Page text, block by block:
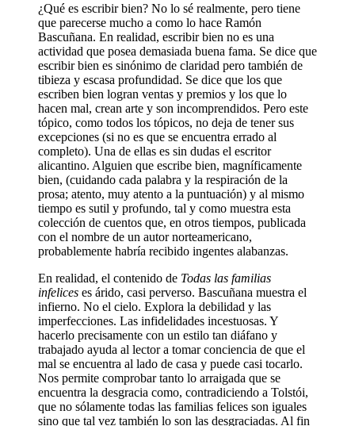
¿Qué es escribir bien? No lo sé realmente, pero tiene
que parecerse mucho a como lo hace Ramón
Bascuñana. En realidad, escribir bien no es una
actividad que posea demasiada buena fama. Se dice que
escribir bien es sinónimo de claridad pero también de
tibieza y escasa profundidad. Se dice que los que
escriben bien logran ventas y premios y los que lo
hacen mal, crean arte y son incomprendidos. Pero este
tópico, como todos los tópicos, no deja de tener sus
excepciones (si no es que se encuentra errado al
completo). Una de ellas es sin dudas el escritor
alicantino. Alguien que escribe bien, magníficamente
bien, (cuidando cada palabra y la respiración de la
prosa; atento, muy atento a la puntuación) y al mismo
tiempo es sutil y profundo, tal y como muestra esta
colección de cuentos que, en otros tiempos, publicada
con el nombre de un autor norteamericano,
probablemente habría recibido ingentes alabanzas.
En realidad, el contenido de Todas las familias
infelices es árido, casi perverso. Bascuñana muestra el
infierno. No el cielo. Explora la debilidad y las
imperfecciones. Las infidelidades incestuosas. Y
hacerlo precisamente con un estilo tan diáfano y
trabajado ayuda al lector a tomar conciencia de que el
mal se encuentra al lado de casa y puede casi tocarlo.
Nos permite comprobar tanto lo arraigada que se
encuentra la desgracia como, contradiciendo a Tolstói,
que no sólamente todas las familias felices son iguales
sino que tal vez también lo son las desgraciadas. Al fin